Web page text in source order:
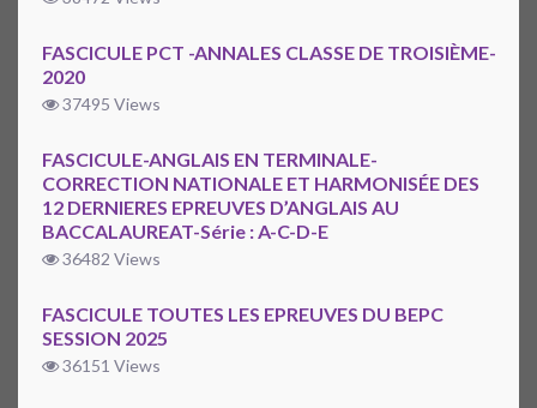
FASCICULE PCT -ANNALES CLASSE DE TROISIÈME-
2020
37495 Views
FASCICULE-ANGLAIS EN TERMINALE-
CORRECTION NATIONALE ET HARMONISÉE DES
12 DERNIERES EPREUVES D’ANGLAIS AU
BACCALAUREAT-Série : A-C-D-E
36482 Views
FASCICULE TOUTES LES EPREUVES DU BEPC
SESSION 2025
36151 Views